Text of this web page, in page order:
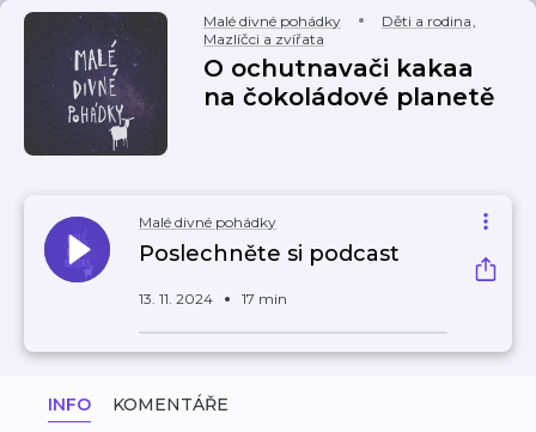
Malé divné pohádky Děti a rodina,
Mazlíčci a zvířata
O ochutnavači kakaa
na čokoládové planetě
Malé divné pohádky
Poslechněte si podcast
13. 11. 2024 17 min
INFO KOMENTÁŘE